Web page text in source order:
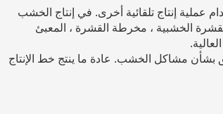
إنتاج تقشير وتقطيع القشرة بطول 4 أقدام و 8 أقدام عملية إنتاج تلقائية أخرى. في إنتاج الخشب
الخشبية ، مخرطة القشرة ، المعبئ
إلى 800 مم ، لذلك لا تقلق بشأن مشاكل الخشب. عادة ما ينتج خط الإنتاج